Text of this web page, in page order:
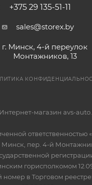
+375 29 135-51-11
sales@storex.by
г. Минск, 4-й переулок
Монтажников, 13
магазин avs-
ответственностью
Минск, пер. 4-й
горисполкомом
в Торговом